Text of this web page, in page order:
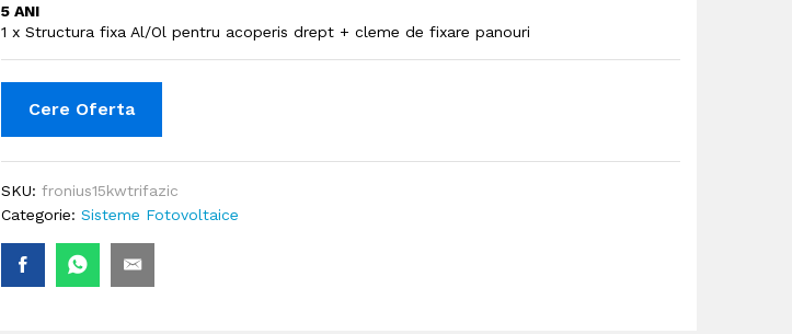
5 ANI
1 x Structura fixa Al/Ol pentru acoperis drept + cleme de fixare panouri
Cere Oferta
SKU:fronius15kwtrifazic
Categorie:Sisteme Fotovoltaice